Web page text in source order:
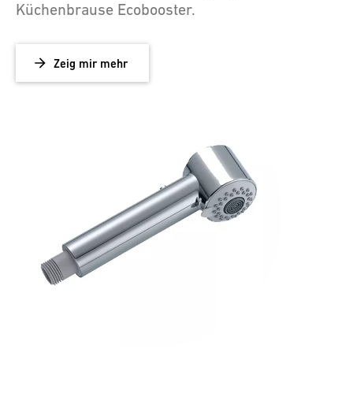
Küchenbrause Ecobooster.
Zeig mir mehr